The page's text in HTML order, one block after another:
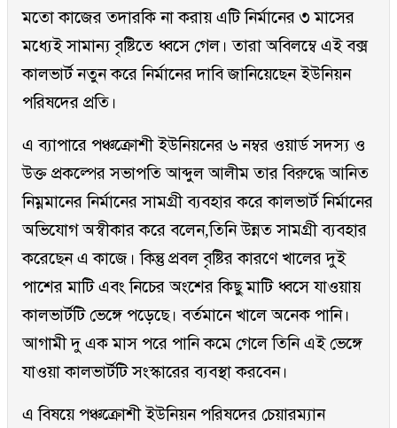
মতো কাজের তদারকি না করায় এটি নির্মানের ৩ মাসের
মধ্যেই সামান্য বৃষ্টিতে ধ্বসে গেল। তারা অবিলম্বে এই বক্স
কালভার্ট নতুন করে নির্মানের দাবি জানিয়েছেন ইউনিয়ন
পরিষদের প্রতি।
এ ব্যাপারে পঞ্চক্রোশী ইউনিয়নের ৬ নম্বর ওয়ার্ড সদস্য ও
উক্ত প্রকল্পের সভাপতি আব্দুল আলীম তার বিরুদ্ধে আনিত
নিম্নমানের নির্মানের সামগ্রী ব্যবহার করে কালভার্ট নির্মানের
অভিযোগ অস্বীকার করে বলেন,তিনি উন্নত সামগ্রী ব্যবহার
করেছেন এ কাজে। কিন্তু প্রবল বৃষ্টির কারণে খালের দুই
পাশের মাটি এবং নিচের অংশের কিছু মাটি ধ্বসে যাওয়ায়
কালভার্টটি ভেঙ্গে পড়েছে। বর্তমানে খালে অনেক পানি।
আগামী দু এক মাস পরে পানি কমে গেলে তিনি এই ভেঙ্গে
যাওয়া কালভার্টটি সংস্কারের ব্যবস্থা করবেন।
এ বিষয়ে পঞ্চক্রোশী ইউনিয়ন পরিষদের চেয়ারম্যান